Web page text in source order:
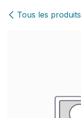
Tous les produits